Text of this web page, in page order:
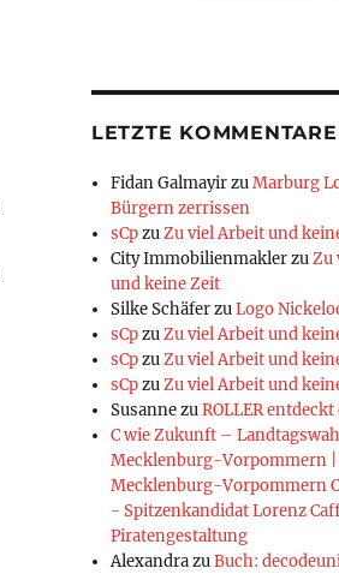
LETZTE KOMMENTARE
Fidan GalmayirzuMarburg
Bürgern zerrissen
sCpzuZu viel Arbeit und
City ImmobilienmaklerzuZu
und keine Zeit
Silke SchäferzuLogo
sCpzuZu viel Arbeit und
sCpzuZu viel Arbeit und
sCpzuZu viel Arbeit und
SusannezuROLLER
C wie Zukunft –
Mecklenburg-Vorpommern |
Mecklenburg-Vorpommern
- Spitzenkandidat Lorenz
Piratengestaltung
AlexandrazuBuch: